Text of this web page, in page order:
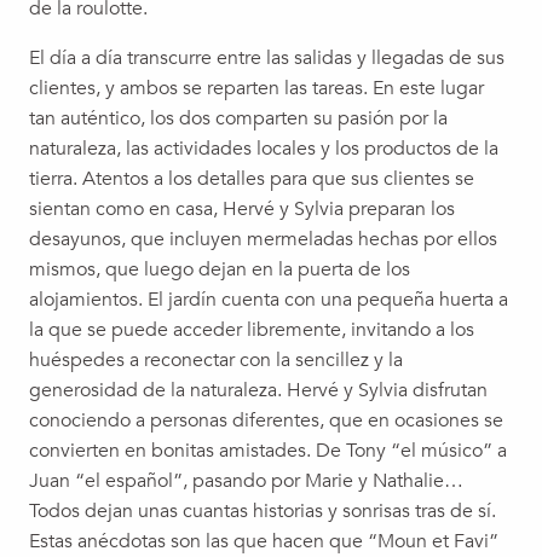
de la roulotte.
El día a día transcurre entre las salidas y llegadas de sus
clientes, y ambos se reparten las tareas. En este lugar
tan auténtico, los dos comparten su pasión por la
naturaleza, las actividades locales y los productos de la
tierra. Atentos a los detalles para que sus clientes se
sientan como en casa, Hervé y Sylvia preparan los
desayunos, que incluyen mermeladas hechas por ellos
mismos, que luego dejan en la puerta de los
alojamientos. El jardín cuenta con una pequeña huerta a
la que se puede acceder libremente, invitando a los
huéspedes a reconectar con la sencillez y la
generosidad de la naturaleza. Hervé y Sylvia disfrutan
conociendo a personas diferentes, que en ocasiones se
convierten en bonitas amistades. De Tony “el músico” a
Juan “el español”, pasando por Marie y Nathalie…
Todos dejan unas cuantas historias y sonrisas tras de sí.
Estas anécdotas son las que hacen que “Moun et Favi”